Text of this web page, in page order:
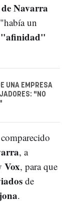
Navarra
un
"afinidad"
UNA EMPRESA
"NO
, a
Vox, para que
de
.